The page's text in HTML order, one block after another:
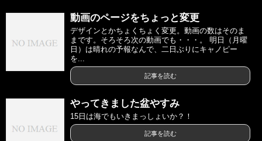
動画のページをちょっと変更
デザインとかちょくちょく変更。動画の数はそのま
まです。そろそろ次の動画でも・・・。 明日（月曜
日）は晴れの予報なんで、二日ぶりにキャノピー
を...
記事を読む
やってきました盆やすみ
15日は海でもいきまっしょいか？！
記事を読む